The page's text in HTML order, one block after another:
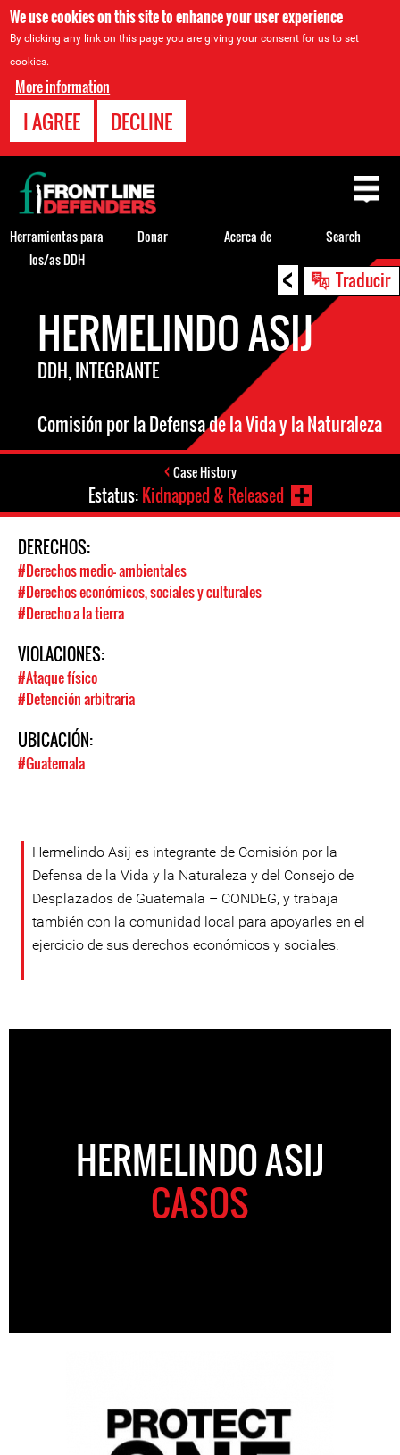
We use cookies on this site to enhance your user experience
By clicking any link on this page you are giving your consent for us to set
cookies.
More information
I AGREE DECLINE
< Traducir
Back
HERMELINDO ASIJ
DDH, INTEGRANTE
Comisión por la Defensa de la Vida y la Naturaleza
Case History
Estatus:Kidnapped & Released
DERECHOS:
#Derechos medio- ambientales
#Derechos económicos, sociales y culturales
#Derecho a la tierra
VIOLACIONES:
#Ataque físico
#Detención arbitraria
UBICACIÓN:
#Guatemala
Hermelindo Asij es integrante de Comisión por la
Defensa de la Vida y la Naturaleza y del Consejo de
Desplazados de Guatemala – CONDEG, y trabaja
también con la comunidad local para apoyarles en el
ejercicio de sus derechos económicos y sociales.
HERMELINDO ASIJ
CASOS
Back
to
top
Herramientas para
los/as DDH
Donar Acerca de Search